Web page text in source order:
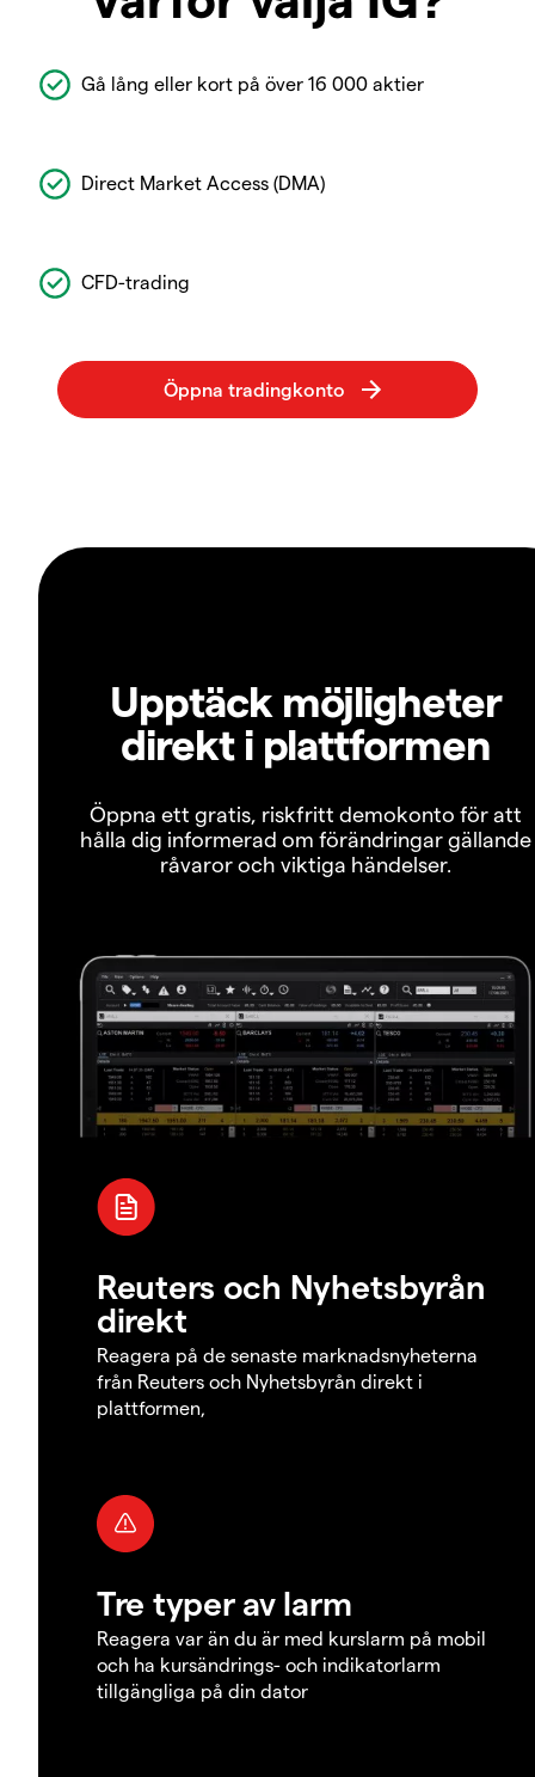
Gå lång eller kort på över 16 000 aktier
Direct Market Access (DMA)
CFD-trading
Upptäck möjligheter
direkt i plattformen
Öppna ett gratis, riskfritt demokonto för att
hålla dig informerad om förändringar gällande
råvaror och viktiga händelser.
Reuters och Nyhetsbyrån
direkt
Reagera på de senaste marknadsnyheterna
från Reuters och Nyhetsbyrån direkt i
plattformen,
Tre typer av larm
Reagera var än du är med kurslarm på mobil
och ha kursändrings- och indikatorlarm
tillgängliga på din dator